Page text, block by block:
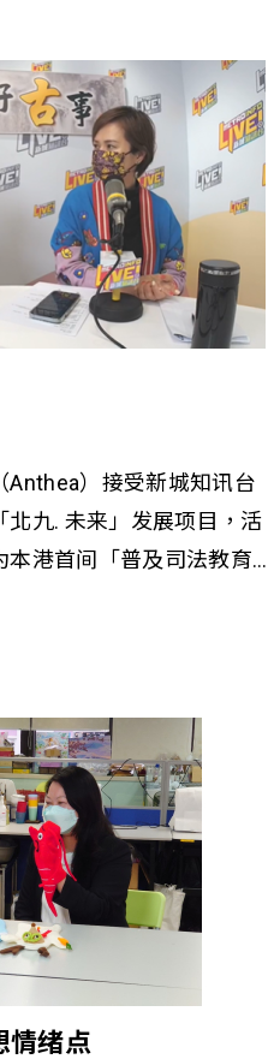
）接受新城知讯台
北九. 未来」发展项目，活
港首间「普及司法教育
色、财务计划、合作伙
解更多项目内容。 若想了
情绪点